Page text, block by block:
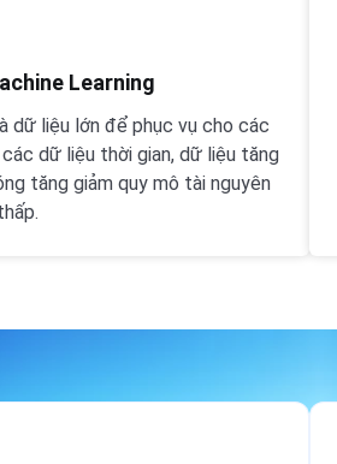
Learning
dữ liệu lớn để phục vụ cho các
dữ liệu thời gian, dữ liệu tăng
tăng giảm quy mô tài nguyên